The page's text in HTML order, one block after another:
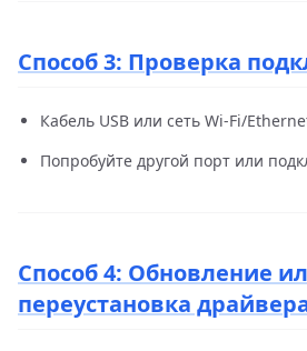
Способ 3: Проверка
Кабель USB или сеть Wi-Fi/
Попробуйте другой порт или
Способ 4: Обновление
переустановка